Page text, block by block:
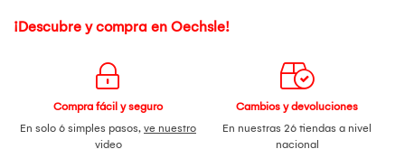
¡Descubre y compra en Oechsle!
Compra fácil y seguro
En solo 6 simples pasos, ve nuestro
video
Cambios y devoluciones
En nuestras 26 tiendas a nivel
nacional